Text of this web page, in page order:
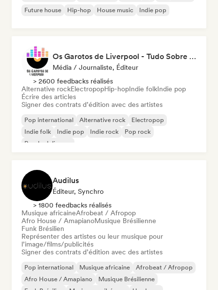
Future house
Hip-hop House music Indie pop
Os Garotos de Liverpool - Tudo Sobre Música
Média / Journaliste, Éditeur
> 2600 feedbacks réalisés
Alternative rockElectropopHip-hopIndie folkIndie pop
Écrire des articles
Signer des contrats d’édition avec des artistes
Pop international Alternative rock
Electropop
Indie folk
Indie pop Indie rock
Pop rock
Psychedelic pop
Audilus
Éditeur, Synchro
> 1800 feedbacks réalisés
Musique africaineAfrobeat / Afropop
Afro House / AmapianoMusique Brésilienne
Funk Brésilien
Représenter des artistes ou leur musique pour
l’image/films/publicités
Signer des contrats d’édition avec des artistes
Pop international Musique africaine
Afrobeat / Afropop
Afro House / Amapiano
Musique Brésilienne